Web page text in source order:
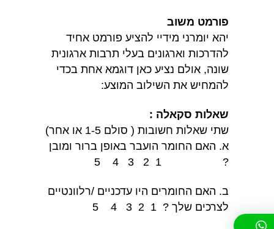
פורמט משוב
יהא יומרני מידיי להציע פורמט אחיד
להדרכות וארגונים בעלי תרבות ארגונית
שונה, אולם נציע כאן דוגמא אחת בכדי
להמחיש את השילוב המוצע:
שאלות סקאלה :
שתי שאלות חשובות ( סולם 1-5 או אחר)
א. האם החומר הועבר באופן ברור ומובן
? 1 2 3 4 5
ב. האם החומרים היו עדכניים /רלוונטיים
לצרכים שלך ? 1 2 3 4 5